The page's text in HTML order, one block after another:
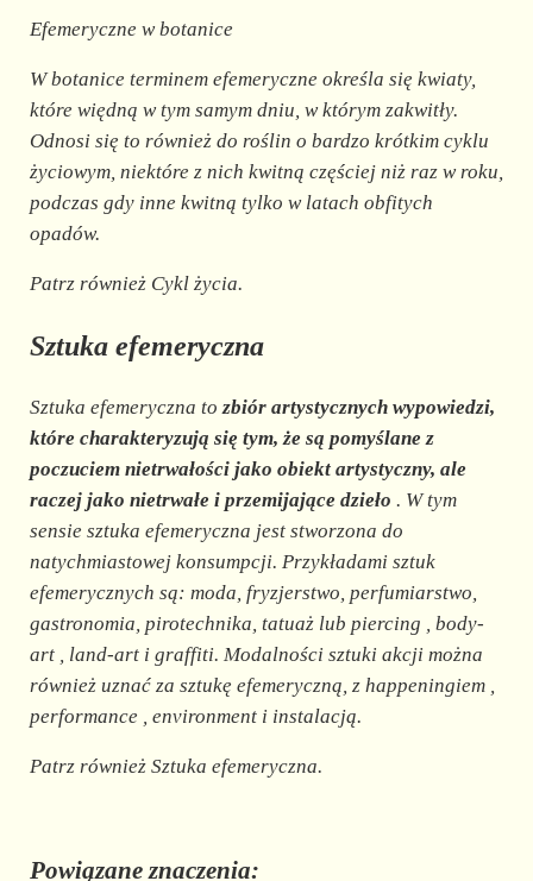
Efemeryczne w botanice
W botanice terminem efemeryczne określa się kwiaty,
które więdną w tym samym dniu, w którym zakwitły.
Odnosi się to również do roślin o bardzo krótkim cyklu
życiowym, niektóre z nich kwitną częściej niż raz w roku,
podczas gdy inne kwitną tylko w latach obfitych
opadów.
Patrz również Cykl życia.
Sztuka efemeryczna
Sztuka efemeryczna to zbiór artystycznych wypowiedzi,
które charakteryzują się tym, że są pomyślane z
poczuciem nietrwałości jako obiekt artystyczny, ale
raczej jako nietrwałe i przemijające dzieło . W tym
sensie sztuka efemeryczna jest stworzona do
natychmiastowej konsumpcji. Przykładami sztuk
efemerycznych są: moda, fryzjerstwo, perfumiarstwo,
gastronomia, pirotechnika, tatuaż lub piercing
body-
art, land-arti graffiti. Modalności sztuki akcji można
również uznać za sztukę efemeryczną, z happeningiem,
performance
environmenti instalacją.
Patrz również Sztuka efemeryczna.
Powiązane znaczenia: